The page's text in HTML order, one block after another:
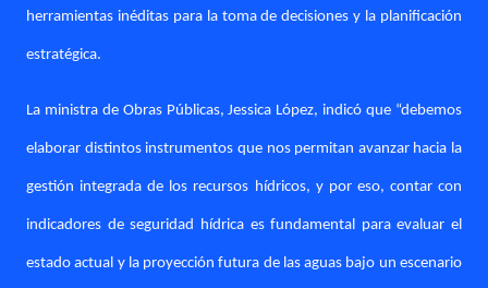
herramientas inéditas para la toma de decisiones y la planificación
estratégica.
La ministra de Obras Públicas, Jessica López, indicó que “debemos
elaborar distintos instrumentos que nos permitan avanzar hacia la
gestión integrada de los recursos hídricos, y por eso, contar con
indicadores de seguridad hídrica es fundamental para evaluar el
estado actual y la proyección futura de las aguas bajo un escenario